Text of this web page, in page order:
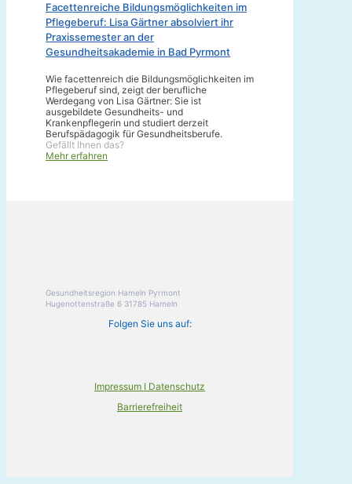
Facettenreiche Bildungsmöglichkeiten im
Pflegeberuf: Lisa Gärtner absolviert ihr
Praxissemester an der
Gesundheitsakademie in Bad Pyrmont
Wie facettenreich die Bildungsmöglichkeiten im
Pflegeberuf sind, zeigt der berufliche
Werdegang von Lisa Gärtner: Sie ist
ausgebildete Gesundheits- und
Krankenpflegerin und studiert derzeit
Berufspädagogik für Gesundheitsberufe.
Gefällt Ihnen das?
Mehr erfahren
Gesundheitsregion Hameln Pyrmont
Hugenottenstraße 6 31785 Hameln
Folgen Sie uns auf:
Impressum I Datenschutz
Barrierefreiheit